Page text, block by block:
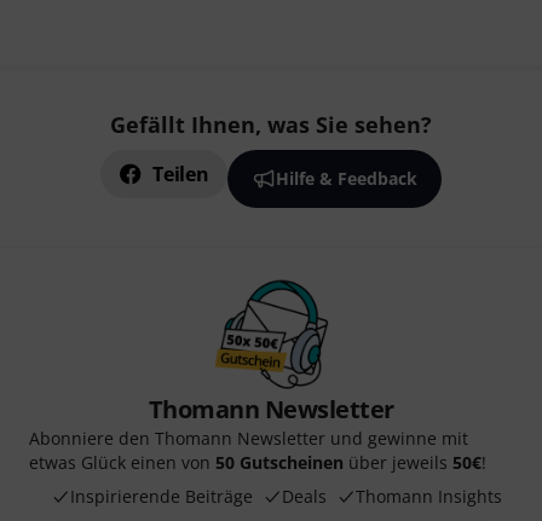
Gefällt Ihnen, was Sie sehen?
Teilen Hilfe & Feedback
Thomann Newsletter
Abonniere den Thomann Newsletter und gewinne mit
etwas Glück einen von 50 Gutscheinen über jeweils 50€!
Inspirierende Beiträge
Deals Thomann Insights